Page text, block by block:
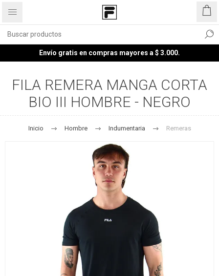
Envío gratis en compras mayores a $ 3.000.
FILA REMERA MANGA CORTA
BIO III HOMBRE - NEGRO
Inicio Hombre Indumentaria Remeras